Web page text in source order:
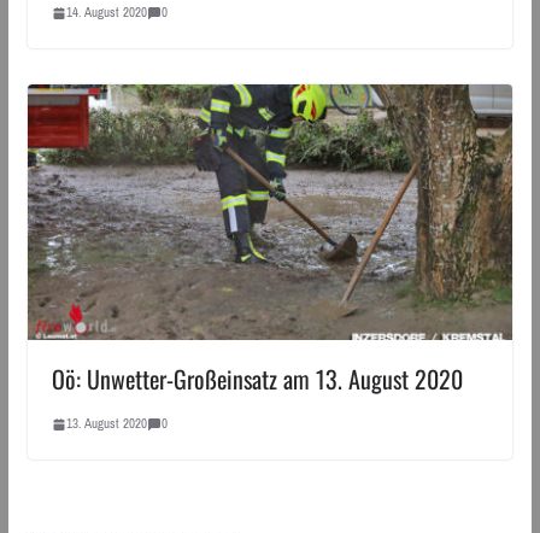
14. August 2020 0
Oö: Unwetter-Großeinsatz am 13. August 2020
13. August 2020 0